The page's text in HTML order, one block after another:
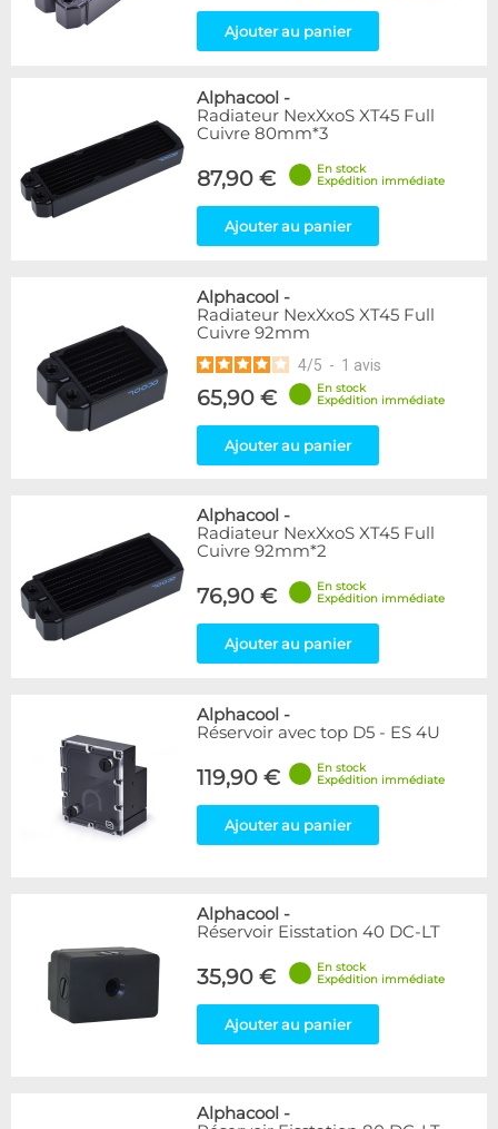
Ajouter au panier
Alphacool -
Radiateur NexXxoS XT45 Full
Cuivre 80mm*3
87,90 €
En stock
Expédition immédiate
Ajouter au panier
Alphacool -
Radiateur NexXxoS XT45 Full
Cuivre 92mm
4/5 - 1 avis
65,90 €
En stock
Expédition immédiate
Ajouter au panier
Alphacool -
Radiateur NexXxoS XT45 Full
Cuivre 92mm*2
76,90 €
En stock
Expédition immédiate
Ajouter au panier
Alphacool -
Réservoir avec top D5 - ES 4U
119,90 €
En stock
Expédition immédiate
Ajouter au panier
Alphacool -
Réservoir Eisstation 40 DC-LT
35,90 €
En stock
Expédition immédiate
Ajouter au panier
Alphacool -